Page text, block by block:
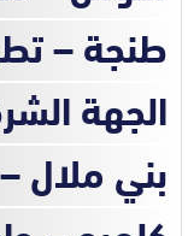
طنجة –
الجهة
بني ملال